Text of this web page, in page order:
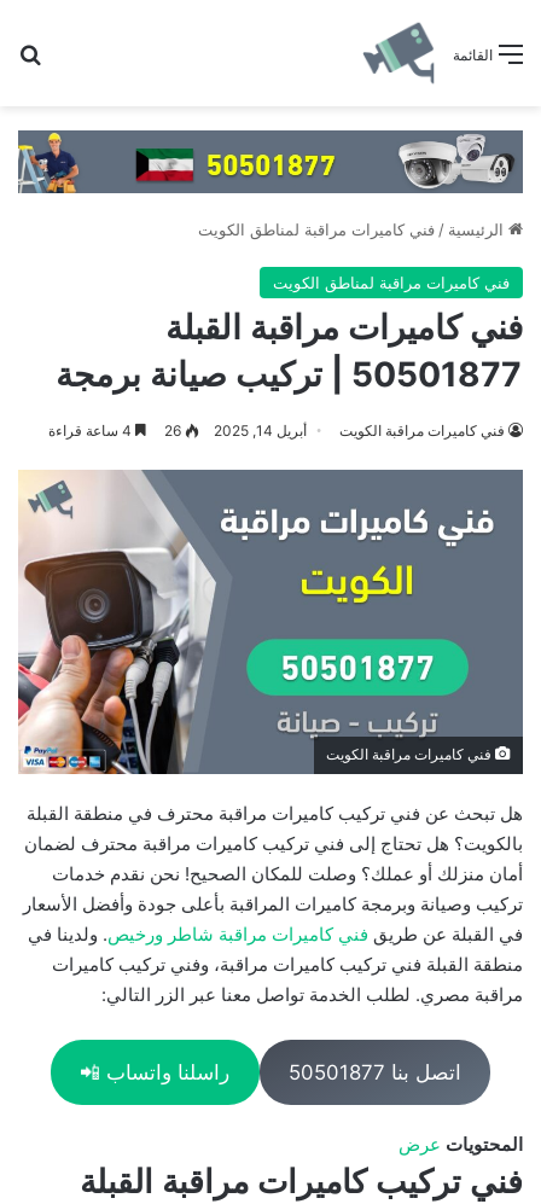
القائمة
الرئيسية / فني كاميرات مراقبة لمناطق الكويت
فني كاميرات مراقبة لمناطق الكويت
فني كاميرات مراقبة القبلة
50501877 | تركيب صيانة برمجة
فني كاميرات مراقبة الكويت أبريل 14, 2025 26
فني كاميرات مراقبة الكويت
هل تبحث عن فني تركيب كاميرات مراقبة محترف في منطقة القبلة
بالكويت؟ هل تحتاج إلى فني تركيب كاميرات مراقبة محترف لضمان
أمان منزلك أو عملك؟ وصلت للمكان الصحيح! نحن نقدم خدمات
تركيب وصيانة وبرمجة كاميرات المراقبة بأعلى جودة وأفضل الأسعار
في القبلة عن طريق فني كاميرات مراقبة شاطر ورخيص. ولدينا في
منطقة القبلة فني تركيب كاميرات مراقبة، وفني تركيب كاميرات
مراقبة مصري. لطلب الخدمة تواصل معنا عبر الزر التالي:
اتصل بنا 50501877 راسلنا واتساب 📲
المحتويات عرض
فني تركيب كاميرات مراقبة القبلة